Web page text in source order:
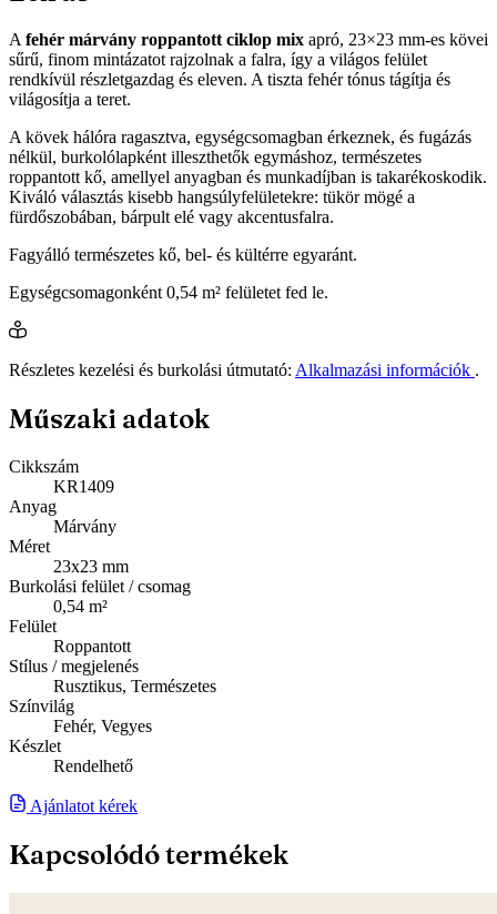
A fehér márvány roppantott ciklop mix apró, 23×23 mm-es kövei
sűrű, finom mintázatot rajzolnak a falra, így a világos felület
rendkívül részletgazdag és eleven. A tiszta fehér tónus tágítja és
világosítja a teret.
A kövek hálóra ragasztva, egységcsomagban érkeznek, és fugázás
nélkül, burkolólapként illeszthetők egymáshoz, természetes
roppantott kő, amellyel anyagban és munkadíjban is takarékoskodik.
Kiváló választás kisebb hangsúlyfelületekre: tükör mögé a
fürdőszobában, bárpult elé vagy akcentusfalra.
Fagyálló természetes kő, bel- és kültérre egyaránt.
Egységcsomagonként 0,54 m² felületet fed le.
Részletes kezelési és burkolási útmutató: Alkalmazási információk .
Műszaki adatok
Cikkszám
KR1409
Anyag
Márvány
Méret
23x23 mm
Burkolási felület / csomag
0,54 m²
Felület
Roppantott
Stílus / megjelenés
Rusztikus, Természetes
Színvilág
Fehér, Vegyes
Készlet
Rendelhető
Ajánlatot kérek
Kapcsolódó termékek